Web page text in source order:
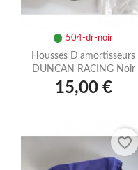
504-dr-noir
Housses D'amortisseurs
DUNCAN RACING Noir
15,00 €
favorite_border